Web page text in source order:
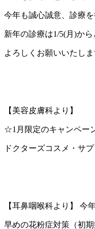
今年も誠心誠意、診療
新年の診療は1/5(月)から
よろしくお願いいたしま
【美容皮膚科より】
☆1月限定のキャンペー
ドクターズコスメ・サ
【耳鼻咽喉科より】 今
早めの花粉症対策（初